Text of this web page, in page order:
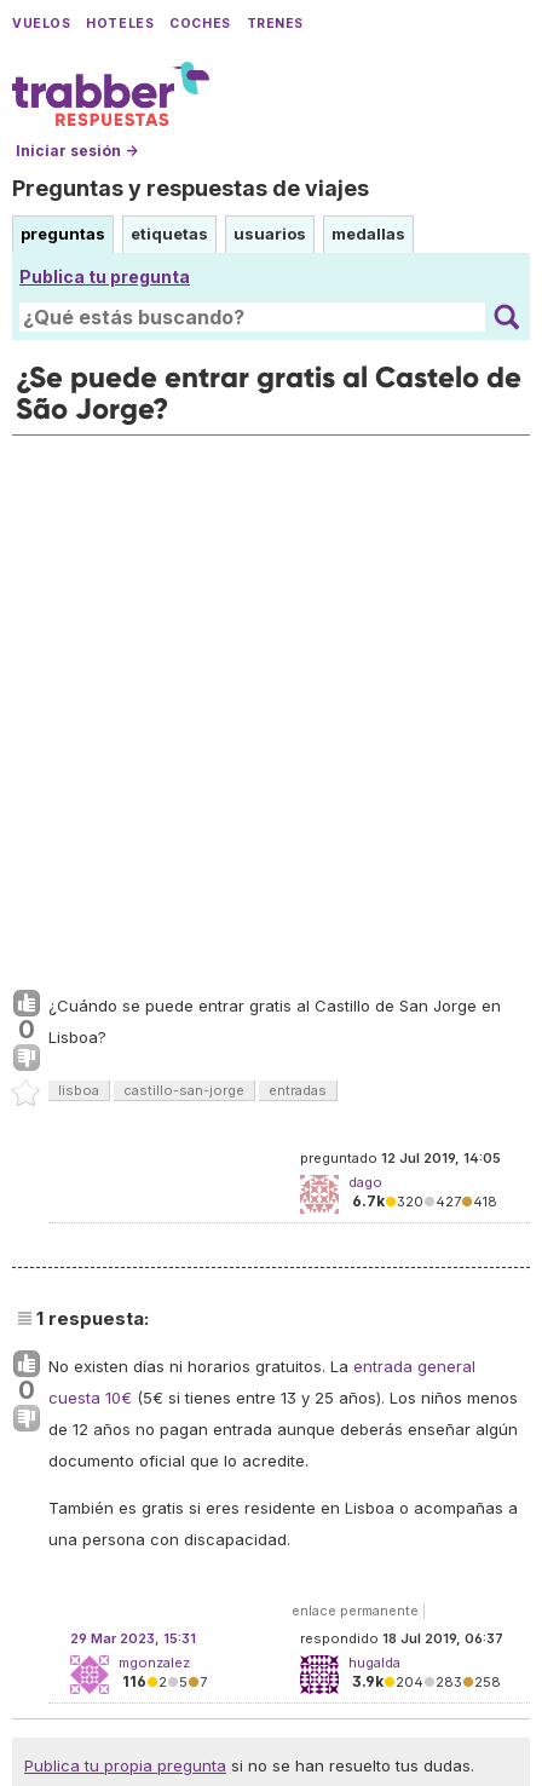
VUELOS HOTELES COCHES TRENES
Iniciar sesión →
Preguntas y respuestas de viajes
preguntas etiquetas usuarios medallas
Publica tu pregunta
¿Se puede entrar gratis al Castelo de
São Jorge?
0
¿Cuándo se puede entrar gratis al Castillo de San Jorge en
Lisboa?
lisboa castillo-san-jorge entradas
preguntado 12 Jul 2019, 14:05
dago
6.7k●320●427●418
1 respuesta:
0
No existen días ni horarios gratuitos. La entrada general
cuesta 10€ (5€ si tienes entre 13 y 25 años). Los niños menos
de 12 años no pagan entrada aunque deberás enseñar algún
documento oficial que lo acredite.
También es gratis si eres residente en Lisboa o acompañas a
una persona con discapacidad.
enlace permanente
respondido 18 Jul 2019, 06:37
hugalda
3.9k●204●283●258
29 Mar 2023, 15:31
mgonzalez
116●2●5●7
Publica tu propia pregunta si no se han resuelto tus dudas.